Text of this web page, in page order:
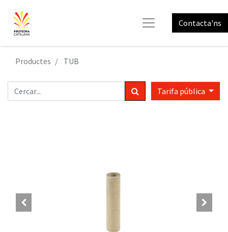
Contacta'ns
Productes TUB
Tarifa pública